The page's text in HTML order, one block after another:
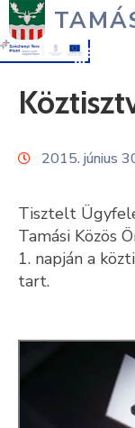
Önkormányzat
Polgármesteri
Hivatal
Közérdekű
Fejlesztések
2015. június
Tisztelt
Tamási Közös
1. napján a
tart.